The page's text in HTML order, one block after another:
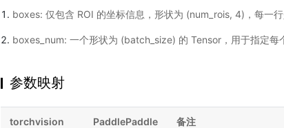
boxes: 仅包含 ROI 的坐标信息，形状为 (num_rois, 4)，每一
boxes_num: 一个形状为 (batch_size) 的 Tensor，用于指定每
参数映射
torchvision PaddlePaddle 备注